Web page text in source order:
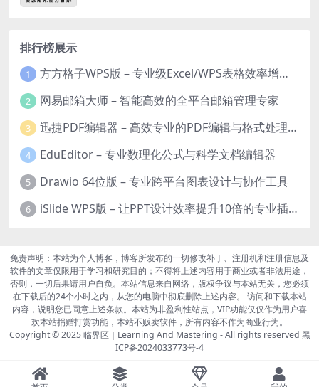
排行榜展示
1 方方格子WPS版 – 专业级Excel/WPS表格效率增强插件
2 网易邮箱大师 – 智能高效的全平台邮箱管理专家
3 迅捷PDF编辑器 – 高效专业的PDF编辑与格式处理工具
4 EduEditor – 专业数理化公式与科学文档编辑器
5 Drawio 64位版 – 专业跨平台图表设计与协作工具
6 iSlide WPS版 – 让PPT设计效率提升10倍的专业插件
免责声明：本站为个人博客，博客所发布的一切修改补丁、注册机和注册信息及
软件的文章仅限用于学习和研究目的；不得将上述内容用于商业或者非法用途，
否则，一切后果请用户自负。本站信息来自网络，版权争议与本站无关，您必须
在下载后的24个小时之内，从您的电脑中彻底删除上述内容。 访问和下载本站
内容，说明您已同意上述条款。本站为非盈利性站点，VIP功能仅仅作为用户喜
欢本站捐赠打赏功能，本站不贩卖软件，所有内容不作为商业行为。
Copyright © 2025临界区｜Learning And Mastering - All rights reserved 黑
ICP备2024033773号-4